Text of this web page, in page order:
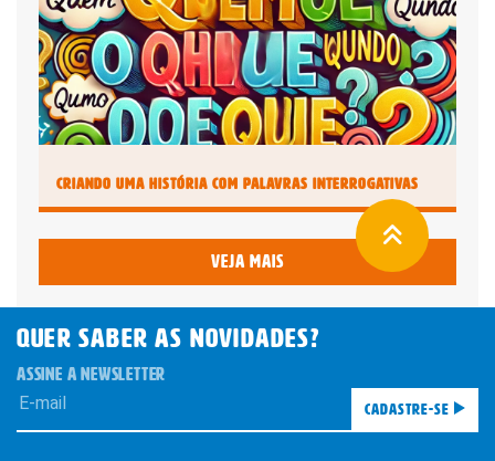
Criando uma História com Palavras Interrogativas
Veja mais
QUER SABER AS novidades?
ASSINE A NEWSLETTER
Cadastre-se